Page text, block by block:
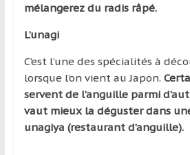
mélangerez du radis râpé.
L’unagi
C’est l’une des spécialités à
lorsque l’on vient au Japon.
servent de l’anguille parmi
vaut mieux la déguster dans
unagiya (restaurant d’anguille).